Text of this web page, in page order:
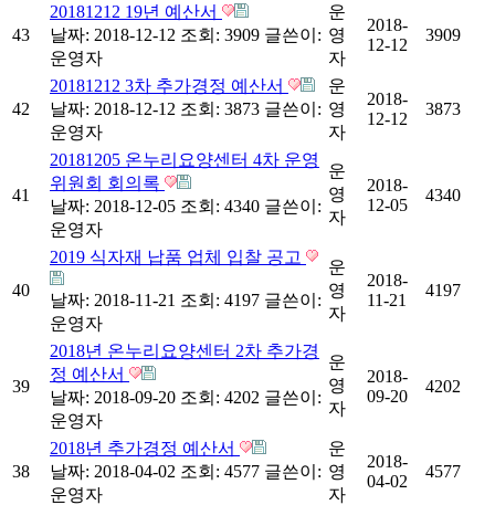
43
20181212 19년 예산서
날짜: 2018-12-12 조회: 3909 글쓴이:
운영자
운
영
자
2018-
12-12
3909
42
20181212 3차 추가경정 예산서
날짜: 2018-12-12 조회: 3873 글쓴이:
운영자
운
영
자
2018-
12-12
3873
41
20181205 온누리요양센터 4차 운영
위원회 회의록
날짜: 2018-12-05 조회: 4340 글쓴이:
운영자
운
영
자
2018-
12-05
4340
40
2019 식자재 납품 업체 입찰 공고
날짜: 2018-11-21 조회: 4197 글쓴이:
운영자
운
영
자
2018-
11-21
4197
39
2018년 온누리요양센터 2차 추가경
정 예산서
날짜: 2018-09-20 조회: 4202 글쓴이:
운영자
운
영
자
2018-
09-20
4202
38
2018년 추가경정 예산서
날짜: 2018-04-02 조회: 4577 글쓴이:
운영자
운
영
자
2018-
04-02
4577